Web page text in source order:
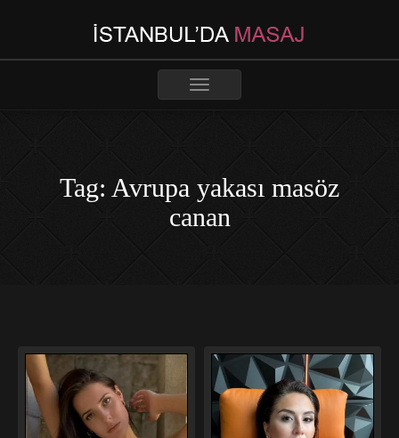
Toggle
Tag: Avrupa yakası masöz
canan